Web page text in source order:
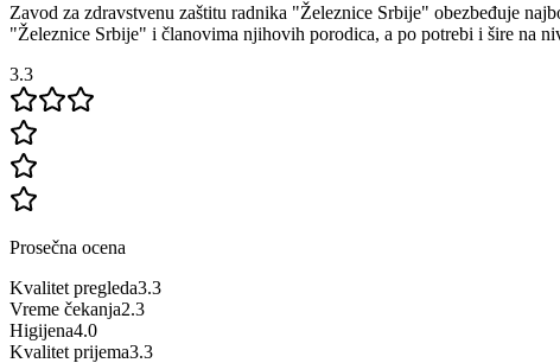
Zavod za zdravstvenu zaštitu radnika "Železnice Srbije" obezbeđuje
"Železnice Srbije" i članovima njihovih porodica, a po potrebi i šire na
3.3
Prosečna ocena
Kvalitet pregleda3.3
Vreme čekanja2.3
Higijena4.0
Kvalitet prijema3.3